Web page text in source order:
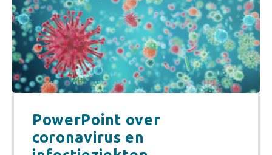
PowerPoint over
coronavirus en